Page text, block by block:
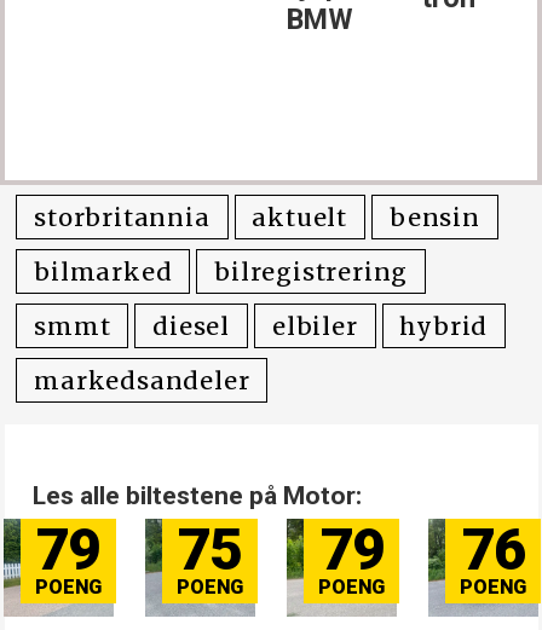
BMW
storbritannia aktuelt
bensin
bilmarked
bilregistrering
smmt
diesel elbiler
hybrid
markedsandeler
Les alle biltestene på Motor:
79 75 79 76